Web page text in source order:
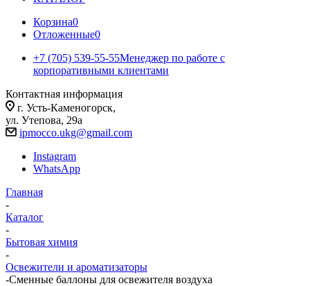
Корзина0
Отложенные0
+7 (705) 539-55-55Менеджер по работе с
корпоративными клиентами
Контактная информация
г. Усть-Каменогорск,
ул. Утепова, 29а
ipmocco.ukg@gmail.com
Instagram
WhatsApp
Главная
-
Каталог
-
Бытовая химия
-
Освежители и ароматизаторы
-Сменные баллоны для освежителя воздуха